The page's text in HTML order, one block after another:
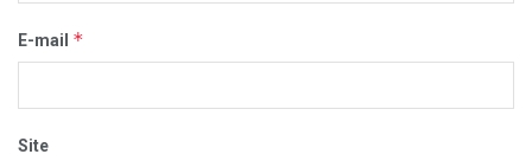
E-mail *
Site